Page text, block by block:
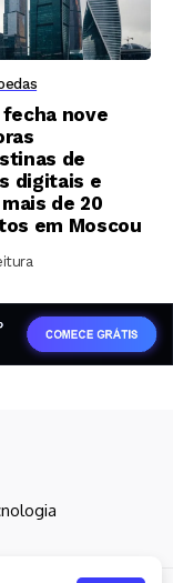
fecha nove
de
digitais e
de 20
em Moscou